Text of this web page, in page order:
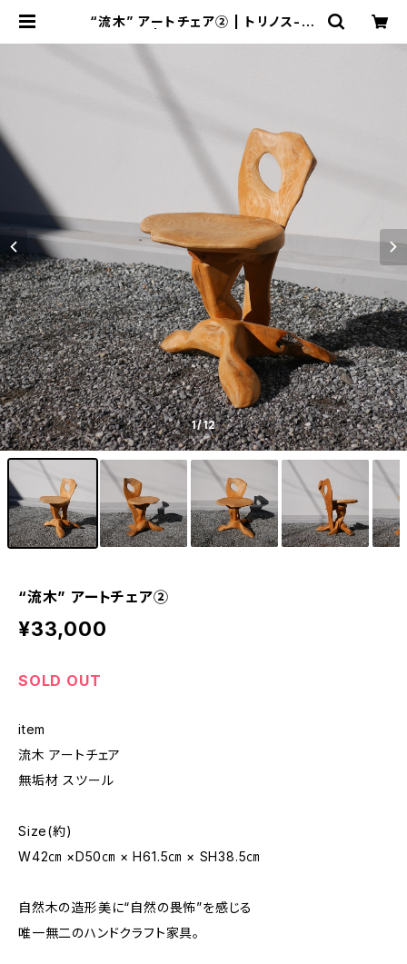
“流木” アートチェア② | トリノス-to
1/12
“流木” アートチェア②
¥33,000
SOLD OUT
item
流木 アートチェア
無垢材 スツール
Size(約)
W42㎝ ×D50㎝ × H61.5㎝ × SH38.5㎝
自然木の造形美に“自然の畏怖”を感じる
唯一無二のハンドクラフト家具。